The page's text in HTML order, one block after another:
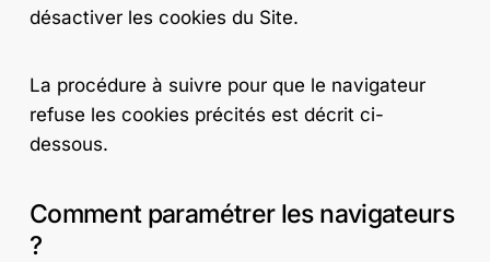
désactiver les cookies du Site.
La procédure à suivre pour que le navigateur
refuse les cookies précités est décrit ci-
dessous.
Comment paramétrer les navigateurs
?